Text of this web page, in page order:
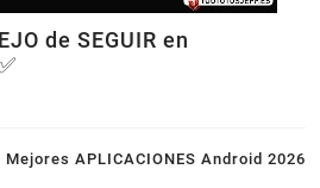
de SEGUIR en
Mejores APLICACIONES Android 2026